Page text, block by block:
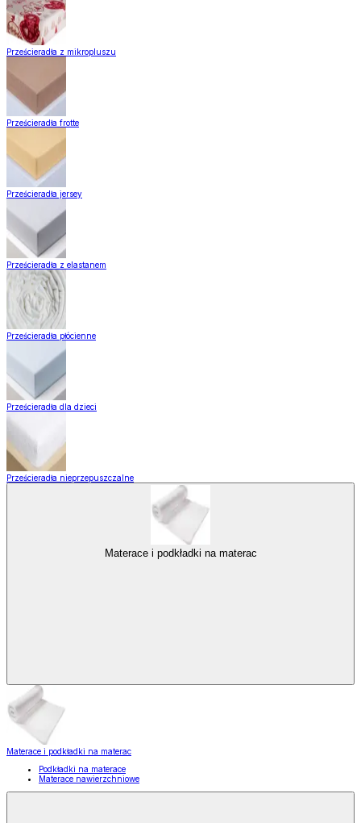
Prześcieradła z mikropluszu
Prześcieradła frotte
Prześcieradła jersey
Prześcieradła z elastanem
Prześcieradła płócienne
Prześcieradła dla dzieci
Prześcieradła nieprzepuszczalne
Materace i podkładki na materac
Materace i podkładki na materac
Podkładki na materace
Materace nawierzchniowe